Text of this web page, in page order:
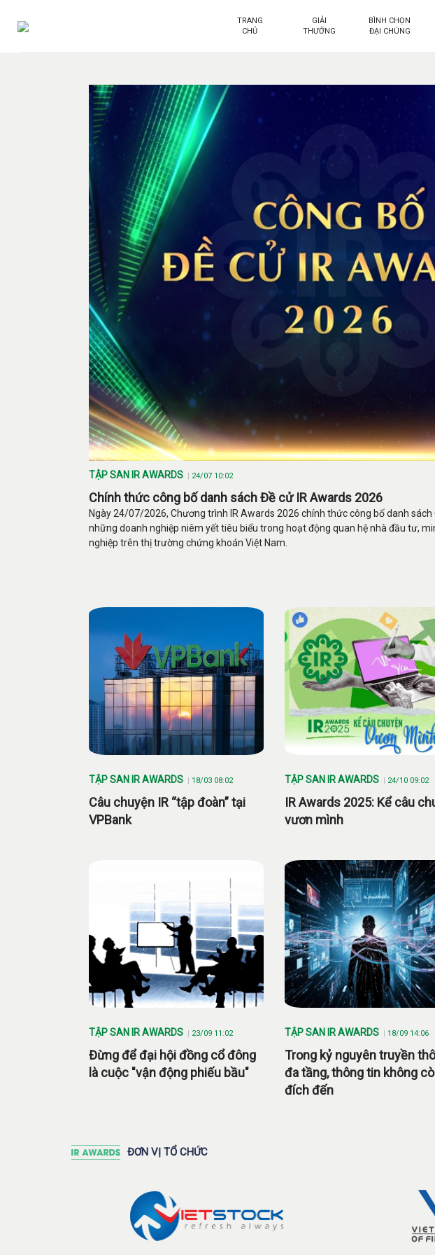
TRANG
CHỦ
GIẢI
THƯỞNG
BÌNH CHỌN
ĐẠI CHÚNG
TẬP SAN IR AWARDS 24/07 10:02
Chính thức công bố danh sách Đề cử IR Awards 2026
Ngày 24/07/2026, Chương trình IR Awards 2026 chính thức công bố danh
những doanh nghiệp niêm yết tiêu biểu trong hoạt động quan hệ nhà đầu tư,
nghiệp trên thị trường chứng khoán Việt Nam.
TẬP SAN IR AWARDS 18/03 08:02
Câu chuyện IR “tập đoàn” tại
VPBank
TẬP SAN IR AWARDS 24/10 09:02
IR Awards 2025: Kể câu
vươn mình
TẬP SAN IR AWARDS 23/09 11:02
Đừng để đại hội đồng cổ đông
là cuộc "vận động phiếu bầu"
TẬP SAN IR AWARDS 18/09 14:06
Trong kỷ nguyên truyền
đa tầng, thông tin không
đích đến
ĐƠN VỊ TỔ CHỨC